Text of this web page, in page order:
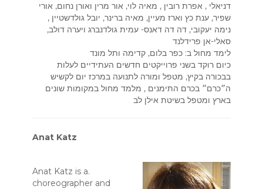
דניאלי , אפרת רובין , מאיה לוי, אור מרין ואורן נחום, אורי
שפיר, ענת כץ וארז מעיין, מאיה ברינר, יובל גולדשטיין ,
נימה יעקובי, דה דה דאנס- עמית גולדנברג ויערה דולב,
סאלי-אן פרידלנד
לימד מחול ב: כפר בלום, קדימה ותל מונד
כיום רוקד בשני פרוייקטים חדשים העתידיים לעלות
בבכורה בקיץ, מטפל ומורה לתנועה במרכז יום לקשיש
ה״כרם״ בכרם התימנים , מלמד מחול במקומות שונים
בארץ ומטפל בשיטת אילן לב
Anat Katz
.Anat Katz is a
choreographer and